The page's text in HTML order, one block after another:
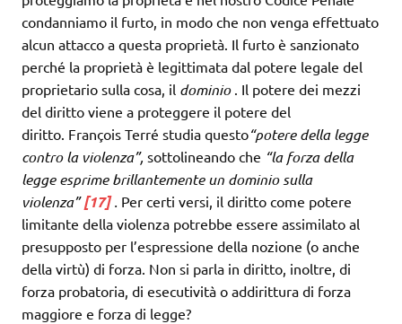
condanniamo il furto, in modo che non venga effettuato
alcun attacco a questa proprietà. Il furto è sanzionato
perché la proprietà è legittimata dal potere legale del
proprietario sulla cosa, il dominio. Il potere dei mezzi
del diritto viene a proteggere il potere del
diritto. François Terré studia questo“potere della legge
contro la violenza”, sottolineando che “la forza della
legge esprime brillantemente un dominio sulla
violenza”[17]. Per certi versi, il diritto come potere
limitante della violenza potrebbe essere assimilato al
presupposto per l’espressione della nozione (o anche
della virtù) di forza. Non si parla in diritto, inoltre, di
forza probatoria, di esecutività o addirittura di forza
maggiore e forza di legge?